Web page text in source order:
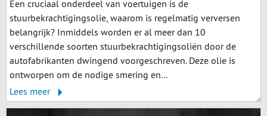
Een cruciaal onderdeel van voertuigen is de
stuurbekrachtigingsolie, waarom is regelmatig verversen
belangrijk? Inmiddels worden er al meer dan 10
verschillende soorten stuurbekrachtigingsoliën door de
autofabrikanten dwingend voorgeschreven. Deze olie is
ontworpen om de nodige smering en...
Lees meer